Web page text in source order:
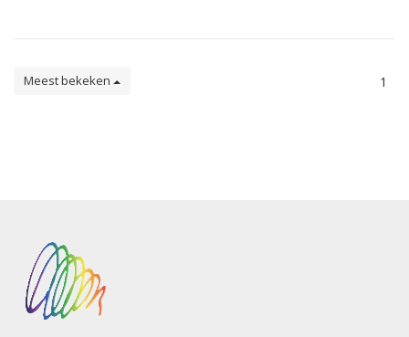
Meest bekeken 1